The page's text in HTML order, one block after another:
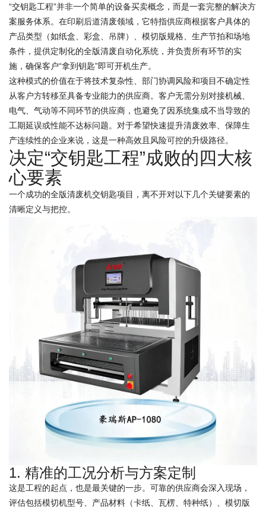
“交钥匙工程”并非一个简单的设备买卖概念，而是一套完整的解决方
案服务体系。在印刷后道清废领域，它特指供应商根据客户具体的
产品类型（如纸盒、彩盒、吊牌）、模切版规格、生产节拍和场地
条件，提供定制化的全版清废自动化系统，并负责所有环节的实
施，确保客户“拿到钥匙”即可开机生产。
这种模式的价值在于将技术复杂性、部门协调风险和项目不确定性
从客户方转移至具备专业能力的供应商。客户无需分别对接机械、
电气、气动等不同环节的供应商，也避免了因系统集成不当导致的
工期延误或性能不达标问题。对于希望快速提升清废效率、保障生
产连续性的企业来说，这是一种高效且风险可控的升级路径。
决定“交钥匙工程”成败的四大核
心要素
一个成功的全版清废机交钥匙项目，离不开对以下几个关键要素的
清晰定义与把控。
1. 精准的工况分析与方案定制
这是工程的起点，也是最关键的一步。可靠的供应商会深入现场，
评估包括模切机型号、产品材料（卡纸、瓦楞、特种纸）、模切版